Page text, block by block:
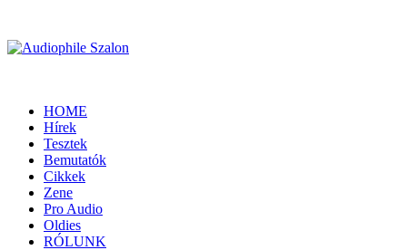
HOME
Hírek
Tesztek
Bemutatók
Cikkek
Zene
Pro Audio
Oldies
RÓLUNK